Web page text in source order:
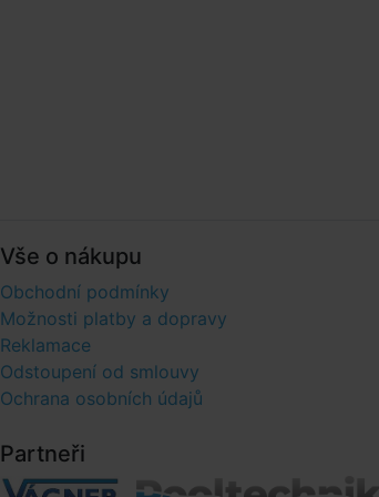
Vše o nákupu
Obchodní podmínky
Možnosti platby a dopravy
Reklamace
Odstoupení od smlouvy
Ochrana osobních údajů
Partneři